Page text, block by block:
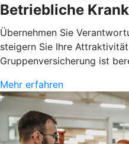
Betriebliche
Übernehmen Sie
steigern Sie Ihre
Gruppenversicherung ist
Mehr erfahren